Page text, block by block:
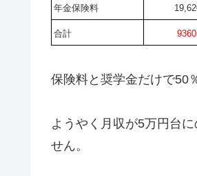
年金保険料
合計
保険料と奨学金だけで50
ようやく月収が5万円台
せん。